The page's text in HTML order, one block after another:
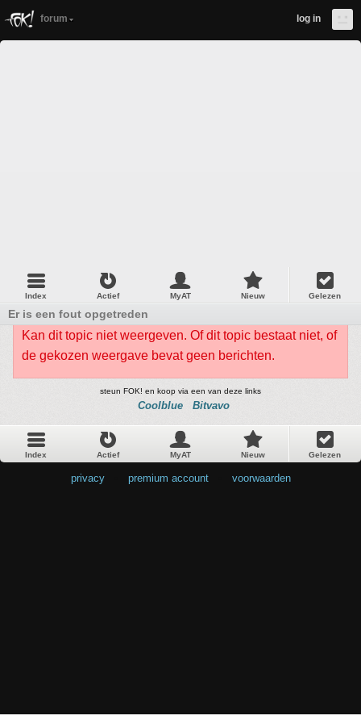
forum log in
Index Actief MyAT Nieuw Gelezen
Er is een fout opgetreden
Kan dit topic niet weergeven. Of dit topic bestaat niet, of
de gekozen weergave bevat geen berichten.
steun FOK! en koop via een van deze links
Coolblue Bitvavo
Index Actief MyAT Nieuw Gelezen
privacy premium account voorwaarden